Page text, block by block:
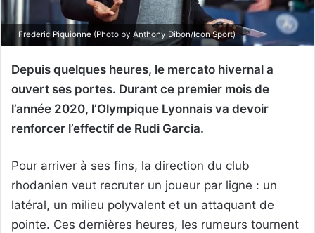
Frederic Piquionne (Photo by Anthony Dibon/Icon Sport)
Depuis quelques heures, le mercato hivernal a
ouvert ses portes. Durant ce premier mois de
l’année 2020, l’Olympique Lyonnais va devoir
renforcer l’effectif de Rudi Garcia.
Pour arriver à ses fins, la direction du club
rhodanien veut recruter un joueur par ligne : un
latéral, un milieu polyvalent et un attaquant de
pointe. Ces dernières heures, les rumeurs tournent